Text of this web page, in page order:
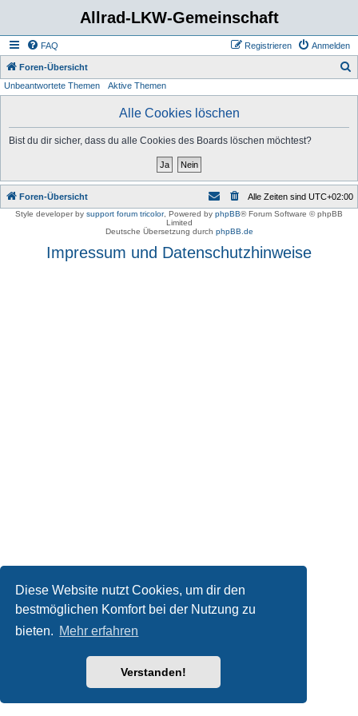
Diese Website nutzt Cookies, um dir den
bestmöglichen Komfort bei der Nutzung zu
bieten. Mehr erfahren
Verstanden!
Allrad-LKW-Gemeinschaft
FAQ Anmelden
Registrieren
Foren-Übersicht
Unbeantwortete Themen Aktive Themen
Alle Cookies löschen
Bist du dir sicher, dass du alle Cookies des Boards löschen möchtest?
Foren-Übersicht Alle Zeiten sind UTC+02:00
Style developer by support forum tricolor, Powered by phpBB® Forum Software © phpBB
Limited
Deutsche Übersetzung durch phpBB.de
Impressum und Datenschutzhinweise